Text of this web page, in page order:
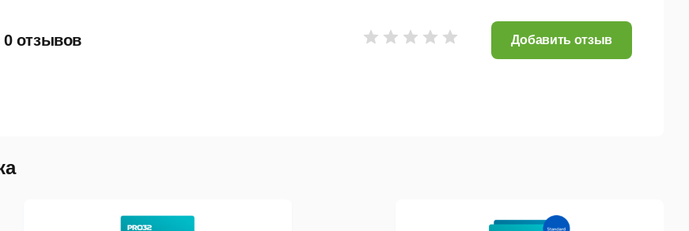
API для создания собственных интеграций с любыми сервисами и платформами,
(Web Real Time Communications). Cервис имеет интеграцию с AD\LDAP, что позволяет подключаться к нему
— достаточно назвать оператору сгенерированный номер. Также PRO32 Connect умеет «на лету»
0 отзывов Добавить отзыв